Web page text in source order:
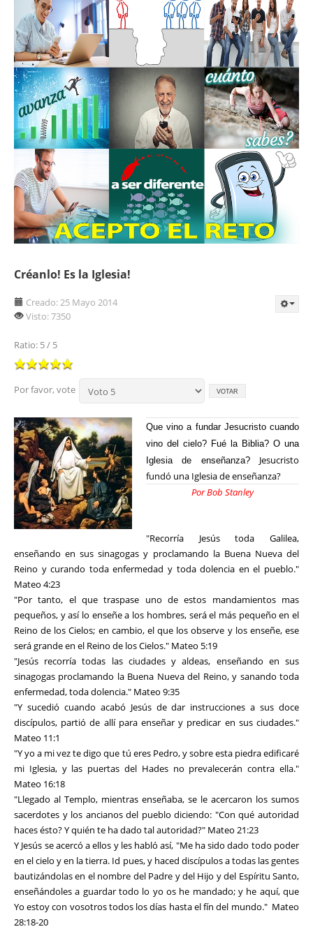
Créanlo! Es la Iglesia!
Creado: 25 Mayo 2014
Visto: 7350
Ratio: 5/ 5
Por favor, vote
Que vino a fundar Jesucristo cuando
vino del cielo? Fué la Biblia? O una
Iglesia de enseñanza? Jesucristo
fundó una Iglesia de enseñanza?
Por Bob Stanley
"Recorría Jesús toda Galilea,
enseñando en sus sinagogas y proclamando la Buena Nueva del
Reino y curando toda enfermedad y toda dolencia en el pueblo."
Mateo 4:23
"Por tanto, el que traspase uno de estos mandamientos mas
pequeños, y así lo enseñe a los hombres, será el más pequeño en el
Reino de los Cielos; en cambio, el que los observe y los enseñe, ese
será grande en el Reino de los Cielos." Mateo 5:19
"Jesús recorría todas las ciudades y aldeas, enseñando en sus
sinagogas proclamando la Buena Nueva del Reino, y sanando toda
enfermedad, toda dolencia." Mateo 9:35
"Y sucedió cuando acabó Jesús de dar instrucciones a sus doce
discípulos, partió de allí para enseñar y predicar en sus ciudades."
Mateo 11:1
"Y yo a mi vez te digo que tú eres Pedro, y sobre esta piedra edificaré
mi Iglesia, y las puertas del Hades no prevalecerán contra ella."
Mateo 16:18
"Llegado al Templo, mientras enseñaba, se le acercaron los sumos
sacerdotes y los ancianos del pueblo diciendo: "Con qué autoridad
haces ésto? Y quién te ha dado tal autoridad?" Mateo 21:23
Y Jesús se acercó a ellos y les habló así, "Me ha sido dado todo poder
en el cielo y en la tierra. Id pues, y haced discípulos a todas las gentes
bautizándolas en el nombre del Padre y del Hijo y del Espíritu Santo,
enseñándoles a guardar todo lo yo os he mandado; y he aquí, que
Yo estoy con vosotros todos los días hasta el fín del mundo." Mateo
28:18-20